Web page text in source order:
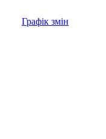
Графік змін